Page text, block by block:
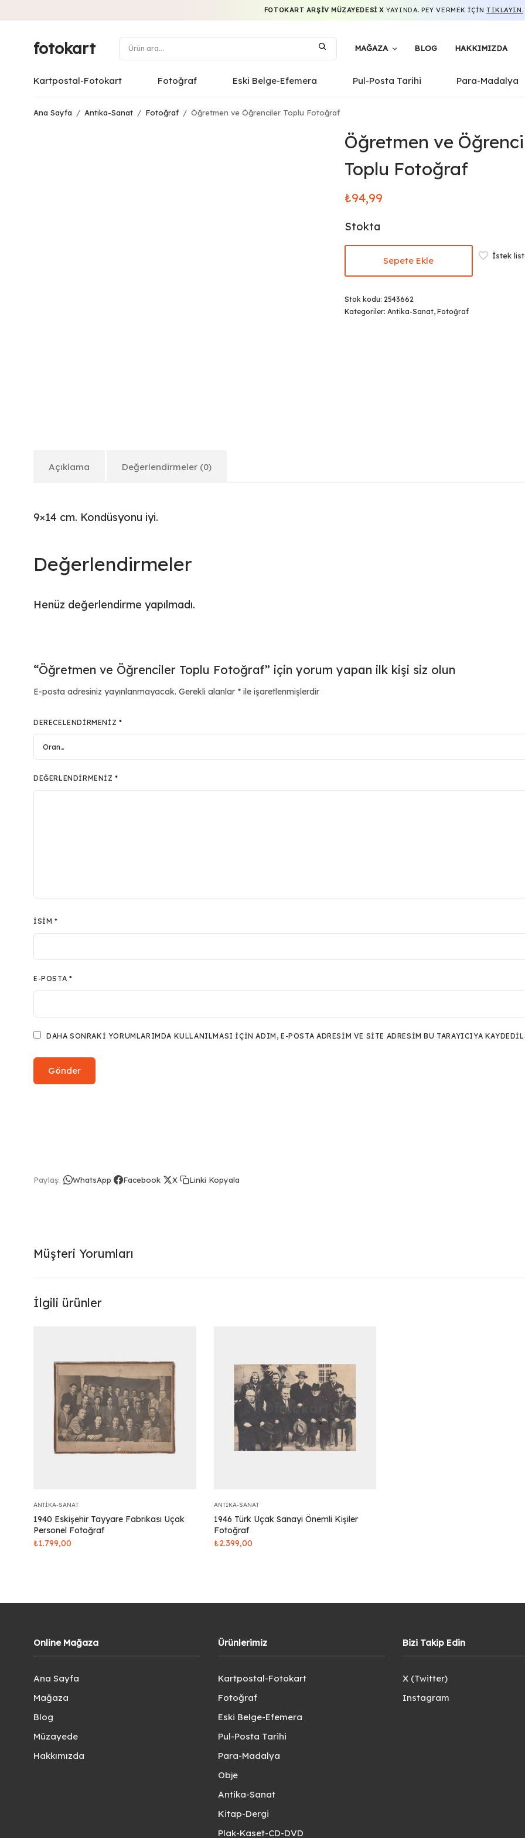
FOTOKART ARŞIV MÜZAYEDESI X YAYINDA. PEY VERMEK IÇIN TIKLAYIN.
fotokart MAĞAZA BLOG HAKKIMIZDA
Kartpostal-Fotokart Fotoğraf Eski Belge-Efemera Pul-Posta Tarihi Para-Madalya
Ana Sayfa / Antika-Sanat / Fotoğraf / Öğretmen ve Öğrenciler Toplu Fotoğraf
Öğretmen ve
Toplu Fotoğraf
₺94,99
Stokta
Sepete Ekle İstek
Stok kodu: 2543662
Kategoriler: Antika-Sanat, Fotoğraf
Açıklama Değerlendirmeler (0)
9×14 cm. Kondüsyonu iyi.
Değerlendirmeler
Henüz değerlendirme yapılmadı.
“Öğretmen ve Öğrenciler Toplu Fotoğraf” için yorum yapan ilk kişi siz olun
E-posta adresiniz yayınlanmayacak. Gerekli alanlar * ile işaretlenmişlerdir
DERECELENDIRMENIZ *
DEĞERLENDIRMENIZ*
İSIM*
E-POSTA *
DAHA SONRAKI YORUMLARIMDA KULLANILMASI IÇIN ADIM, E-POSTA ADRESIM VE SITE ADRESIM BU TARAYICIYA
Paylaş: WhatsApp Facebook X Linki Kopyala
Müşteri Yorumları
İlgili ürünler
ANTIKA-SANAT
1940 Eskişehir Tayyare Fabrikası Uçak
Personel Fotoğraf
₺1.799,00
ANTIKA-SANAT
1946 Türk Uçak Sanayi Önemli Kişiler
Fotoğraf
₺2.399,00
Online Mağaza
Ana Sayfa
Mağaza
Blog
Müzayede
Hakkımızda
Ürünlerimiz
Kartpostal-Fotokart
Fotoğraf
Eski Belge-Efemera
Pul-Posta Tarihi
Para-Madalya
Obje
Antika-Sanat
Kitap-Dergi
Plak-Kaset-CD-DVD
Bizi Takip Edin
X (Twitter)
Instagram